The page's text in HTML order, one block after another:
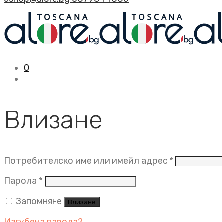
0
Влизане
Потребителско име или имейл адрес *
Парола * Задължително
Запомняне
Влизане